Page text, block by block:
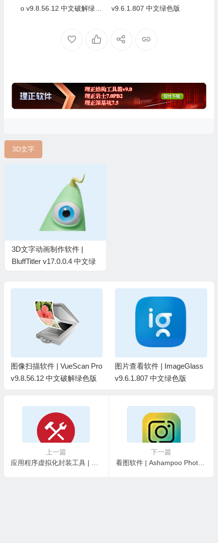
o v9.8.56.12 中文破解绿色
v9.6.1.807 中文绿色版
3D文字
3D文字动画制作软件 |
BluffTitler v17.0.0.4 中文绿
图像扫描软件 | VueScan Pro
v9.8.56.12 中文破解绿色版
图片查看软件 | ImageGlass
v9.6.1.807 中文绿色版
上一篇
下一篇
看图软件 | Ashampoo Photo Commander v19.0.5 精简安装版